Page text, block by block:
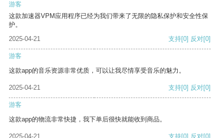
游客
这款加速器VPM应用程序已经为我们带来了无限的隐私保护和安全性保
护。
2025-04-21
支持[0] 反对[0]
游客
这款app的音乐资源非常优质，可以让我尽情享受音乐的魅力。
2025-04-21 支持[0] 反对[0]
游客
这款app的物流非常快捷，我下单后很快就能收到商品。
2025-04-21 支持[0] 反对[0]